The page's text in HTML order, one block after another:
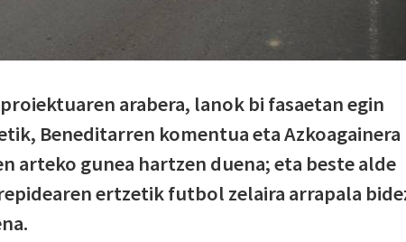
arabera, lanok bi fasaetan egin
Beneditarren komentua eta Azkoagainera
arteko gunea hartzen duena; eta beste alde
ertzetik futbol zelaira arrapala